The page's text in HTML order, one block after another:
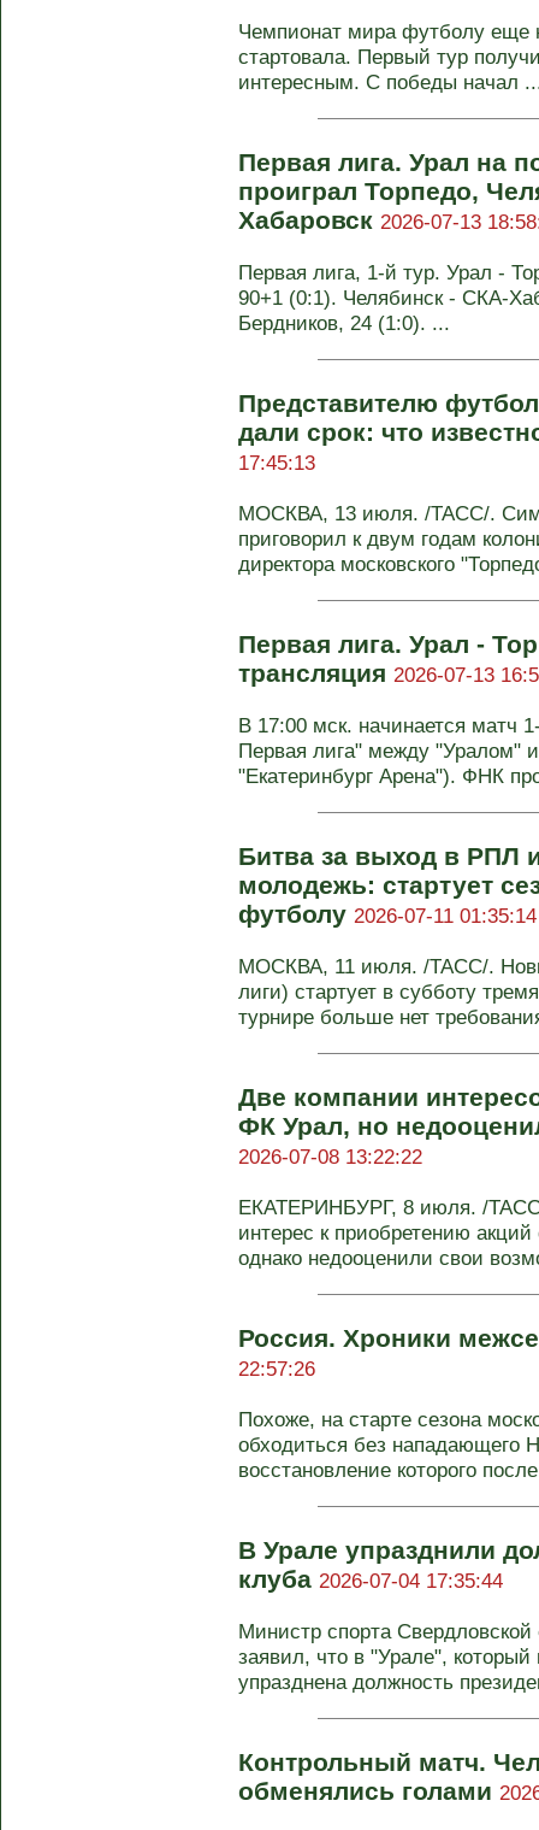
Чемпионат мира футболу еще
стартовала. Первый тур
интересным. С победы начал
Первая лига. Урал на
проиграл Торпедо,
Хабаровск 2026-07-13
Первая лига, 1-й тур. Урал -
90+1 (0:1). Челябинск - СКА-
Бердников, 24 (1:0). ...
Представителю
дали срок: что
17:45:13
МОСКВА, 13 июля. /ТАСС/.
приговорил к двум годам
директора московского
Первая лига. Урал -
трансляция 2026-07-13
В 17:00 мск. начинается матч
Первая лига" между "Уралом"
"Екатеринбург Арена"). ФНК
Битва за выход в РПЛ
молодежь: стартует
футболу 2026-07-11 01:35:14
МОСКВА, 11 июля. /ТАСС/.
лиги) стартует в субботу
турнире больше нет
Две компании
ФК Урал, но
2026-07-08 13:22:22
ЕКАТЕРИНБУРГ, 8 июля. /
интерес к приобретению
однако недооценили свои
Россия. Хроники
22:57:26
Похоже, на старте сезона
обходиться без нападающего
восстановление которого
В Урале упразднили
клуба 2026-07-04 17:35:44
Министр спорта
заявил, что в "Урале",
упразднена должность
Контрольный матч.
обменялись голами